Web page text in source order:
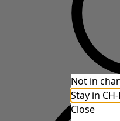
Not in
Stay in CH-
Close